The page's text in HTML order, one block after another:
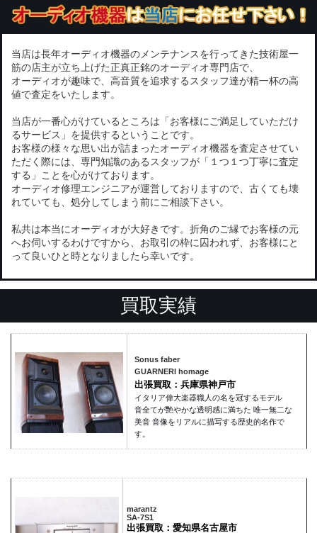
当店は長年オーディオ機器のメンテナンスを行ってきた技術屋一
筋の店主が立ち上げた正真正銘のオーディオ専門店で、
オーディオが趣味で、高音質を追求するスタッフ達が精一杯の高
値で査定をいたします。
当店が一番心がけているところは「お客様にご満足していただけ
るサービス」を提供するということです。
お客様の様々な思い出が詰まったオーディオ機器を査定させてい
ただく際には、専門知識のあるスタッフが「１つ１つ丁寧に査定
する」ことを心がけております。
オーディオ修理エンジニアが運営しておりますので、古くても壊
れていても、処分してしまう前にご相談下さい。
私共は本当にオーディオが大好きです。折角のご縁でお客様の元
へお伺いするわけですから、お取引の枠に囚われず、お客様にと
って良いひと時となりましたら幸いです。
買取実績
Sonus faber
GUARNERI homage
出張買取：兵庫県神戸市
イタリア偉大楽器職人の名を冠するモデル
音全てが艷やかな透明感に満ちた 唯一無二な
美音 音像をリアルに描写する歴史的名作で
す。
marantz
SA-7S1
出張買取：愛知県名古屋市